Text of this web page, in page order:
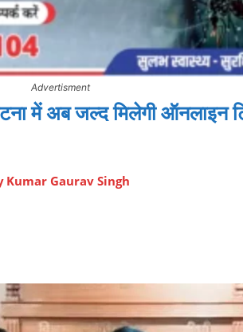
Advertisment
में अब जल्द मिलेगी ऑनलाइन
Kumar Gaurav Singh